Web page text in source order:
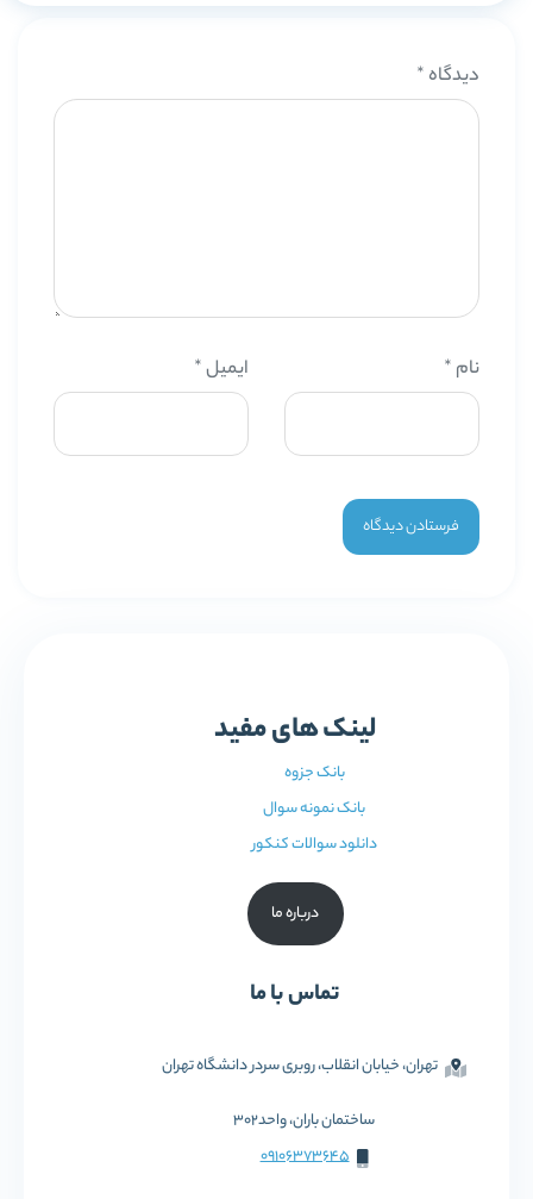
دیدگاه *
نام * ایمیل*
لینک های مفید
بانک جزوه
بانک نمونه سوال
دانلود سوالات کنکور
درباره ما
تماس با ما
تهران، خیابان انقلاب، روبری سردر دانشگاه تهران
ساختمان باران، واحد302
09106373645